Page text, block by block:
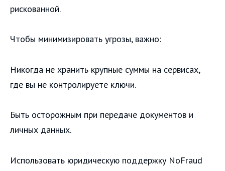
рискованной.
Чтобы минимизировать угрозы, важно:
Никогда не хранить крупные суммы на сервисах,
где вы не контролируете ключи.
Быть осторожным при передаче документов и
личных данных.
Использовать юридическую поддержку NoFraud